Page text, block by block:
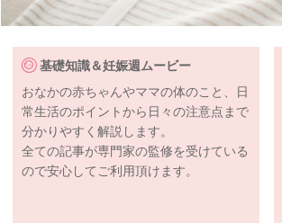
基礎知識＆妊娠週ムービー
おなかの赤ちゃんやママの体のこと、日
常生活のポイントから日々の注意点まで
分かりやすく解説します。
全ての記事が専門家の監修を受けている
ので安心してご利用頂けます。